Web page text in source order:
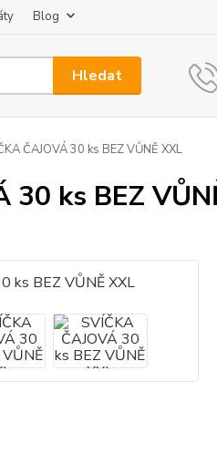
Blog
Hledat
ČAJOVÁ 30 ks BEZ VŮNĚ XXL
30 ks BEZ